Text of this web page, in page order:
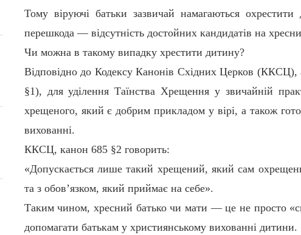
Тому віруючі батьки зазвичай намагаються
перешкода — відсутність достойних кандидатів на
Чи можна в такому випадку хрестити дитину?
Відповідно до Кодексу Канонів Східних Церков
§1), для уділення Таїнства Хрещення у звичайній
хрещеного, який є добрим прикладом у вірі, а також
вихованні.
ККСЦ, канон 685 §2 говорить:
«Допускається лише такий хрещений, який сам
та з обов’язком, який приймає на себе».
Таким чином, хресний батько чи мати — це не просто
допомагати батькам у християнському вихованні дитини.